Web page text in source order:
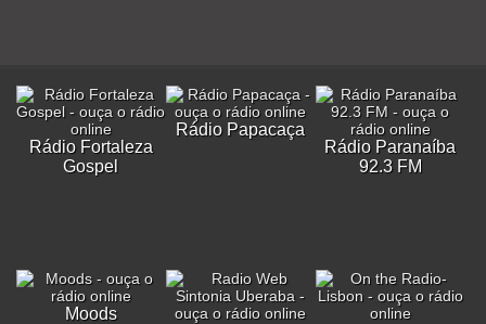
Rádio Fortaleza
Gospel
Rádio Papacaça
Rádio Paranaíba
92.3 FM
Moods